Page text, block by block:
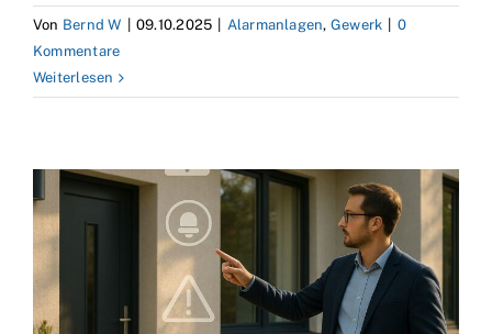
Von Bernd W 09.10.2025 Alarmanlagen, Gewerk
0
Kommentare
Weiterlesen